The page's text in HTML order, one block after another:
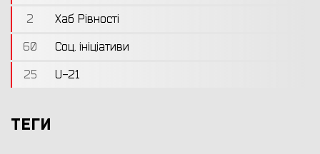
2
Хаб Рівності
60
Соц. ініціативи
25
U-21
ТЕГИ